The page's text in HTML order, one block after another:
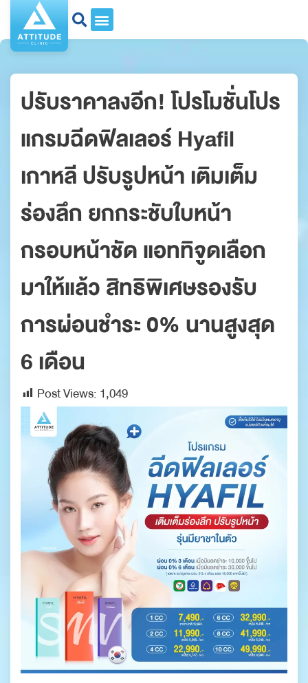
ปรับราคาลงอีก! โปรโมชั่นโปร
แกรมฉีดฟิลเลอร์ Hyafil
เกาหลี ปรับรูปหน้า เติมเต็ม
ร่องลึก ยกกระชับใบหน้า
กรอบหน้าชัด แอททิจูดเลือก
มาให้แล้ว สิทธิพิเศษรองรับ
การผ่อนชำระ 0% นานสูงสุด
6 เดือน
Post Views: 1,049